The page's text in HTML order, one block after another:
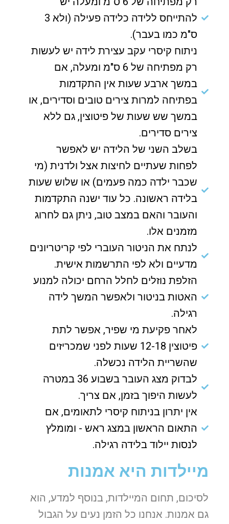
להתייחס ללידה כלידה פעילה (ולא 3
ס"מ כמו בעבר).
ניתוח קיסרי עקב עצירת לידה יש לעשות
רק מפתיחה של 6 ס"מ ומעלה, אם
במשך ארבע שעות אין התקדמות
בפתיחה למרות צירים טובים וסדירים, או
במשך שש שעות של פיטוצין, גם ללא
צירים סדירים.
בשלב השני של הלידה יש לאפשר
לפחות שעתיים לחיצות אצל ולדנית (מי
שכבר ילדה כמה פעמים) או שלוש שעות
בלידה ראשונה. כל עוד ישנה התקדמות
והעובר והאם במצב טוב, ניתן גם לחרוג
מזמנים אלו.
לנתח את הניטור העוברי לפי קריטריונים
מדעיים ולא לפי התרשמות אישית.
הזלפת נוזלים לחלל הרחם יכולה למנוע
האטות בניטור ולאפשר המשך לידה
רגילה.
לאחר פקיעת מי שפיר, אפשר לתת
פיטוצין 12-18 שעות לפני שמכריזים
שהשריית הלידה נכשלה.
לבדוק מצג העובר בשבוע 36 במטרה
לעשות היפוך בזמן, אם צריך.
אין יתרון בניתוח קיסרי לתאומים, אם
התאום הראשון במצג ראש - ומומלץ
לנסות יילוד בלידה רגילה.
מיילדות היא אמנות
לסיכום, תחום המיילדות, בנוסף למדע, הוא
גם אמנות. אנחנו כל הזמן נעים על הגבול